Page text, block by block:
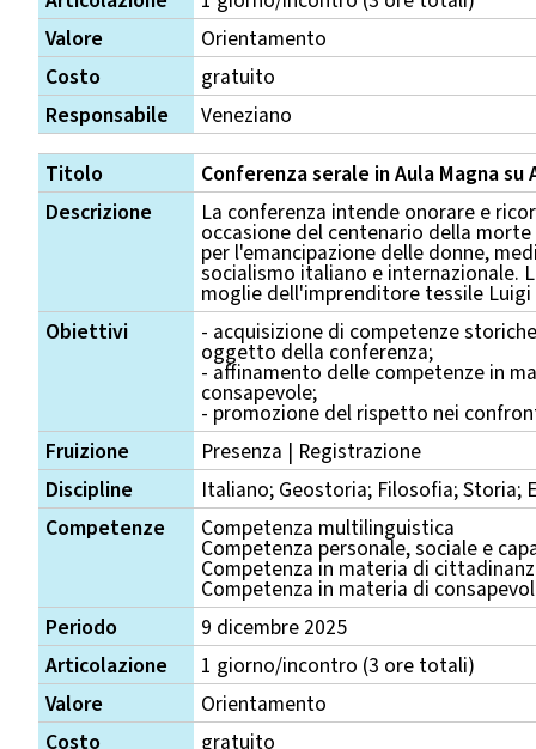
Valore
Orientamento
Costo
gratuito
Responsabile
Veneziano
Titolo
Conferenza serale in Aula Magna su
Descrizione
La conferenza intende onorare e
occasione del centenario della
per l'emancipazione delle donne,
socialismo italiano e internazionale.
moglie dell'imprenditore tessile Luigi
Obiettivi
- acquisizione di competenze
oggetto della conferenza;
- affinamento delle competenze in
consapevole;
- promozione del rispetto nei
Fruizione
Presenza | Registrazione
Discipline
Italiano; Geostoria; Filosofia; Storia;
Competenze
Competenza multilinguistica
Competenza personale, sociale e
Competenza in materia di
Competenza in materia di
Periodo
9 dicembre 2025
Articolazione
1 giorno/incontro (3 ore totali)
Valore
Orientamento
Costo
gratuito